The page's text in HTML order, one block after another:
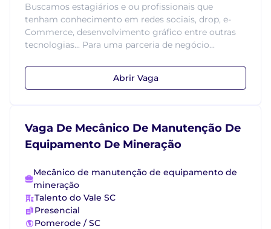
Buscamos estagiários e ou profissionais que
tenham conhecimento em redes sociais, drop, e-
Commerce, desenvolvimento gráfico entre outras
tecnologias... Para uma parceria de negócio...
Abrir Vaga
Vaga De Mecânico De Manutenção De
Equipamento De Mineração
Mecânico de manutenção de equipamento de
mineração
Talento do Vale SC
Presencial
Pomerode / SC